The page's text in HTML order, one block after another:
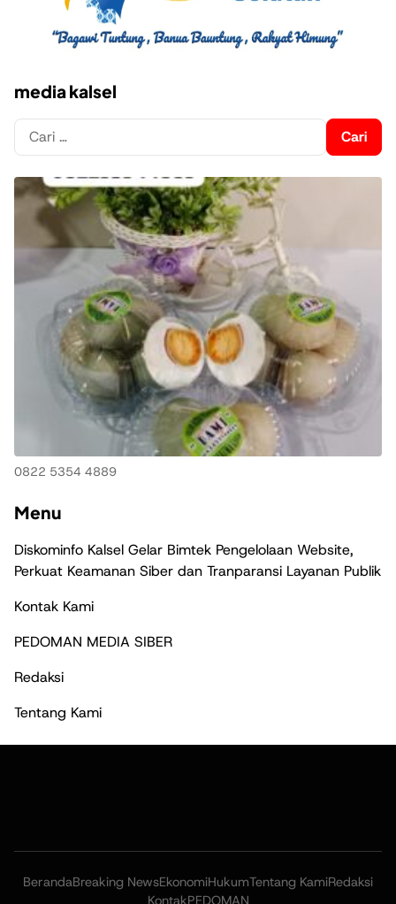
media kalsel
Cari
untuk:
0822 5354 4889
Menu
Diskominfo Kalsel Gelar Bimtek Pengelolaan Website,
Perkuat Keamanan Siber dan Tranparansi Layanan Publik
Kontak Kami
PEDOMAN MEDIA SIBER
Redaksi
Tentang Kami
BerandaBreaking NewsEkonomiHukumTentang KamiRedaksi